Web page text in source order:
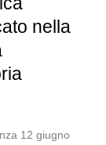
nella
12 giugno